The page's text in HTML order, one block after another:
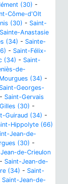
(30) -
Côme-d'Olt
(30) - Saint-
Sainte-Anastasie
(34) - Sainte-
- Saint-Félix-
(34) - Saint-
de-
(34) -
Saint-Georges-
- Saint-Gervais
(30) -
Guiraud (34) -
Hippolyte (66)
Jean-de-
(30) -
de-Crieulon
- Saint-Jean-de-
(34) - Saint-
Saint-Jean-de-